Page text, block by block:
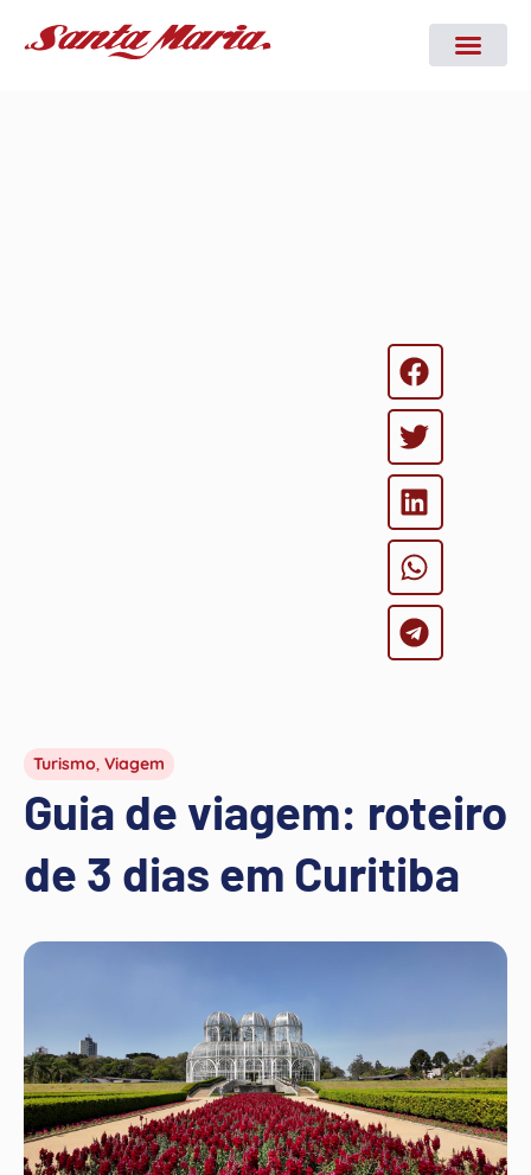
Turismo, Viagem
Guia de viagem: roteiro
de 3 dias em Curitiba